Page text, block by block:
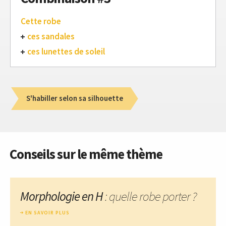
Cette robe
ces sandales
ces lunettes de soleil
S'habiller selon sa silhouette
Conseils sur le même thème
Morphologie en H: quelle robe porter ?
EN SAVOIR PLUS